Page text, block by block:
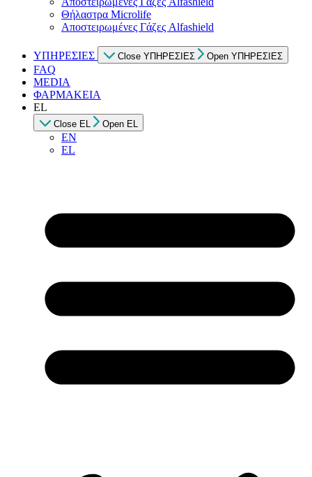
Θήλαστρα Microlife
Αποστειρωμένες Γάζες Alfashield
ΥΠΗΡΕΣΙΕΣ Close ΥΠΗΡΕΣΙΕΣ Open ΥΠΗΡΕΣΙΕΣ
FAQ
MEDIA
ΦΑΡΜΑΚΕΙΑ
EL
Close EL Open EL
EN
EL